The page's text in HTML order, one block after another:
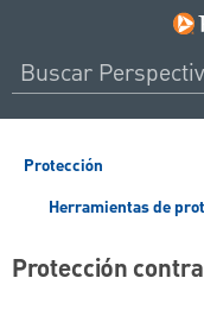
Protección
Herramientas de
Protección